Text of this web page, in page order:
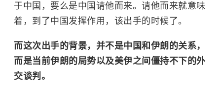
于中国，要么是中国请他而来。请他而来就意味
着，到了中国发挥作用，该出手的时候了。
而这次出手的背景，并不是中国和伊朗的关系，
而是当前伊朗的局势以及美伊之间僵持不下的外
交谈判。